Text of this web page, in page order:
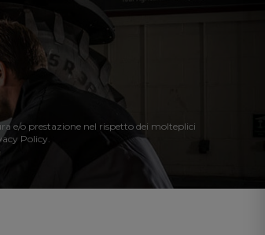
e/o prestazione nel rispetto dei molteplici
Policy.